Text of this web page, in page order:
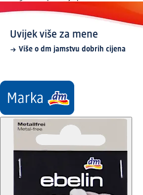
Uvijek više za mene
Više o dm jamstvu dobrih cijena